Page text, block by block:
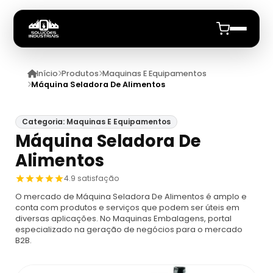
Início
Produtos
Maquinas E Equipamentos
Dosador
Máquina De Embalagem Compacta
Máquina Embaladora E Seladora
Datadores
Datadores
Anuncie
Início Produtos Maquinas E Equipamentos
Máquina Seladora De Alimentos
Categoria: Maquinas E Equipamentos
Máquina Seladora De
Alimentos
4.9 satisfação
O mercado de Máquina Seladora De Alimentos é amplo e
conta com produtos e serviços que podem ser úteis em
diversas aplicações. No Maquinas Embalagens, portal
especializado na geração de negócios para o mercado
B2B.